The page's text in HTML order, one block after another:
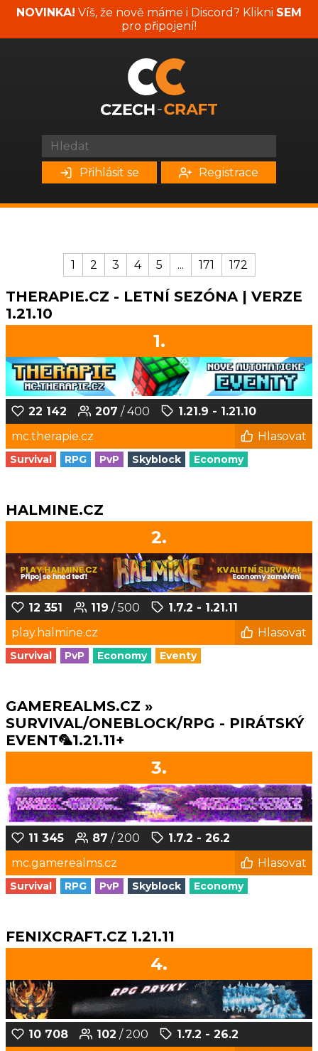
NOVINKA! Víš, že nově máme i Discord? Klikni SEM
pro připojení!
Přihlásit se Registrace
1 2 3 4 5 ... 171 172
THERAPIE.CZ - LETNÍ SEZÓNA | VERZE
1.21.10
1.
22 142 207 / 400
1.21.9 - 1.21.10
mc.therapie.cz
Hlasovat
Survival RPG PvP Skyblock Economy
HALMINE.CZ
2.
12 351 119 / 500
1.7.2 - 1.21.11
play.halmine.cz
Hlasovat
Survival PvP Economy Eventy
GAMEREALMS.CZ »
SURVIVAL/ONEBLOCK/RPG - PIRÁTSKÝ
EVENT🦜1.21.11+
3.
11 345 87 / 200
1.7.2 - 26.2
mc.gamerealms.cz
Hlasovat
Survival RPG PvP Skyblock Economy
FENIXCRAFT.CZ 1.21.11
4.
10 708 102 / 200
1.7.2 - 26.2